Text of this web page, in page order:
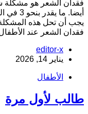
الشعر هو مشكلة
أيضا. ما
أن تحل هذه المشكلة
الشعر عند
editor-x
يناير 14, 2026
الأطفال
لأول مرة